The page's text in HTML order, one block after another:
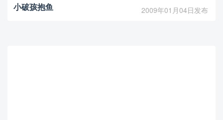
小破孩抱鱼 2009年01月04日发布